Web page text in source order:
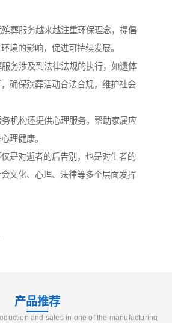
葬服务越来越注重环保理念，提倡
境的影响，促进可持续发展。
务涉及到法律法规的执行，如遗体
确保殡葬活动合法合规，维护社会
机构还提供心理服务，帮助家属应
理健康。
是对逝者的后告别，也是对生者的
文化、心理、法律等多个层面发挥
产品推荐
and sales in one of the manufacturing